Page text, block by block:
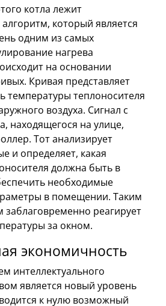
котла лежит
который является
одним из самых
нагрева
на основании
Кривая представляет
температуры теплоносителя
воздуха. Сигнал с
находящегося на улице,
Тот анализирует
и определяет, какая
должна быть в
необходимые
в помещении. Таким
заблаговременно реагирует
за окном.
экономичность
интеллектуального
является новый уровень
к нулю возможный